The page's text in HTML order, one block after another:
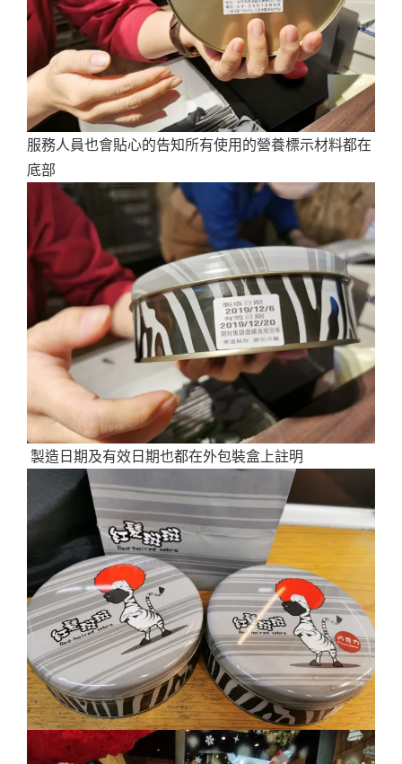
服務人員也會貼心的告知所有使用的營養標示材料都在
底部
製造日期及有效日期也都在外包裝盒上註明